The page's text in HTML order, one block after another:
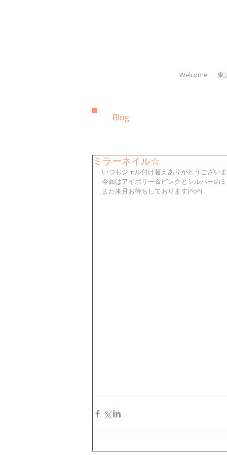
Welcome 東
Blog
ミラーネイル☆
いつもジェル付け替えありがとうござい
今回はアイボリー＆ピンクとシルバーの
また来月お待ちしております)^o^(